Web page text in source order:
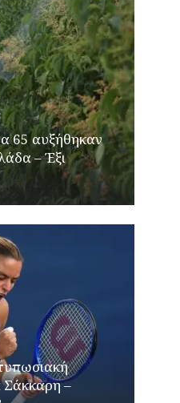
65 αυξήθηκαν
– Έξι
Σάκκαρη –